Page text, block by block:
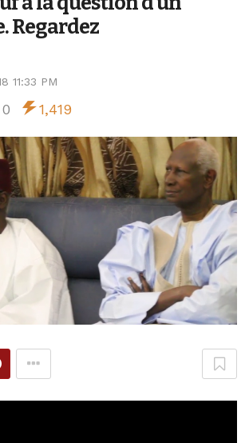
Regardez
11:33 PM
0 1,419